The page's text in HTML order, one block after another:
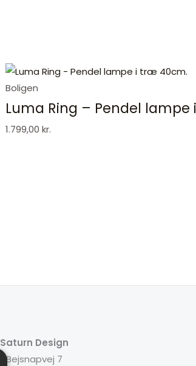
Boligen
Luma Ring – Pendel
1.799,00kr.
Saturn Design
Bejsnapvej 7